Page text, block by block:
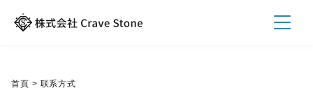
首頁 > 联系方式